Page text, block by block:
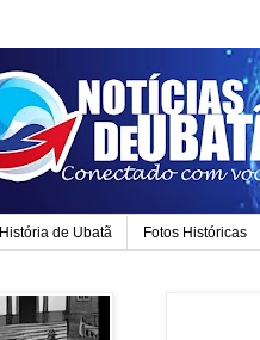
História de Ubatã Fotos Históricas